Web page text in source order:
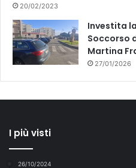
20/02/2023
Investita
Soccorso
Martina
27/01/2026
I più visti
26/10/2024